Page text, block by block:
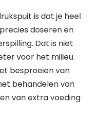
is dat je heel
doseren en
Dat is niet
voor het milieu.
besproeien van
behandelen van
van extra voeding